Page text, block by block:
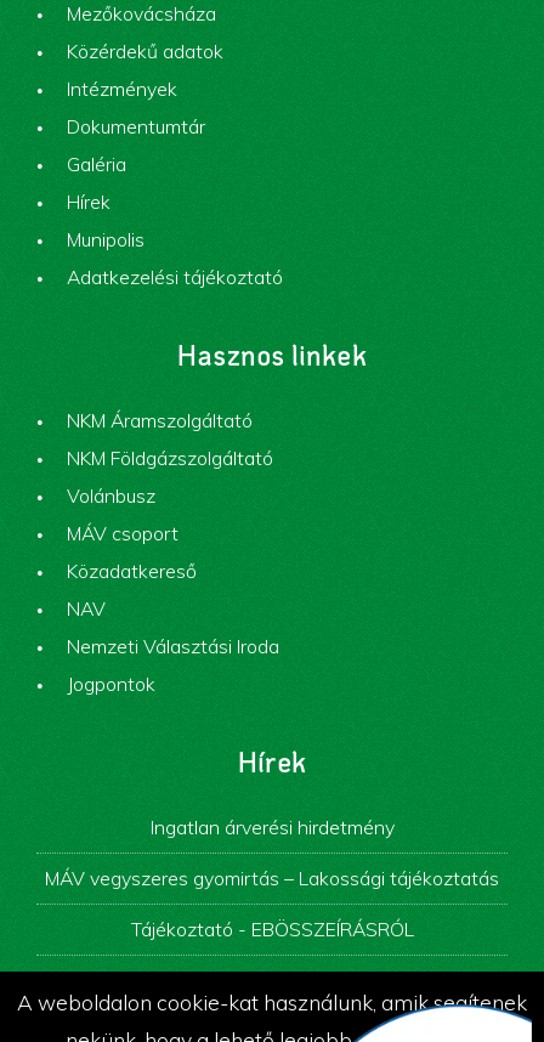
Mezőkovácsháza
Közérdekű adatok
Intézmények
Dokumentumtár
Galéria
Hírek
Munipolis
Adatkezelési tájékoztató
Hasznos linkek
NKM Áramszolgáltató
NKM Földgázszolgáltató
Volánbusz
MÁV csoport
Közadatkereső
NAV
Nemzeti Választási Iroda
Jogpontok
Hírek
Ingatlan árverési hirdetmény
MÁV vegyszeres gyomirtás – Lakossági tájékoztatás
Tájékoztató - EBÖSSZEÍRÁSRÓL
Álláspályázati felhívás
A weboldalon cookie-kat használunk, amik segítenek